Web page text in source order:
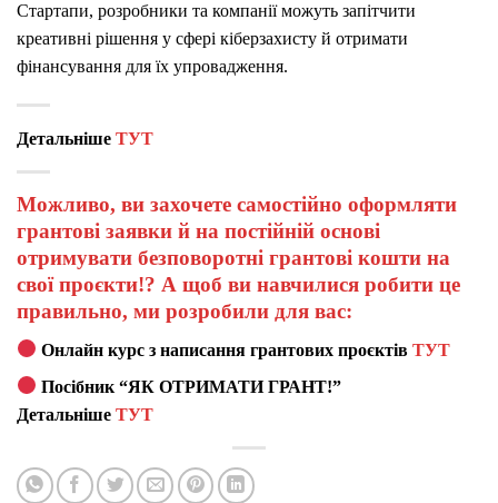
Стартапи, розробники та компанії можуть запітчити
креативні рішення у сфері кіберзахисту й отримати
фінансування для їх упровадження.
Детальніше ТУТ
Можливо, ви захочете самостійно оформляти
грантові заявки й на постійній основі
отримувати безповоротні грантові кошти на
свої проєкти!? А щоб ви навчилися робити це
правильно, ми розробили для вас:
Онлайн курс з написання грантових проєктівТУТ
Посібник “ЯК ОТРИМАТИ ГРАНТ!”
Детальніше ТУТ